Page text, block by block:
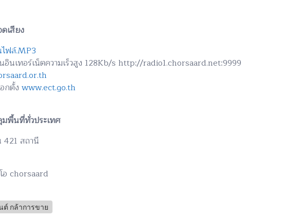
เสียง
ไฟล์.MP3
เทอร์เน็ตความเร็วสูง 128Kb/s http://radio1.chorsaard.net:9999
กตั้ง www.ect.go.th
มพื้นที่ทั่วประเทศ
421 สถานี
อ chorsaard
ต์ กล้าการขาย